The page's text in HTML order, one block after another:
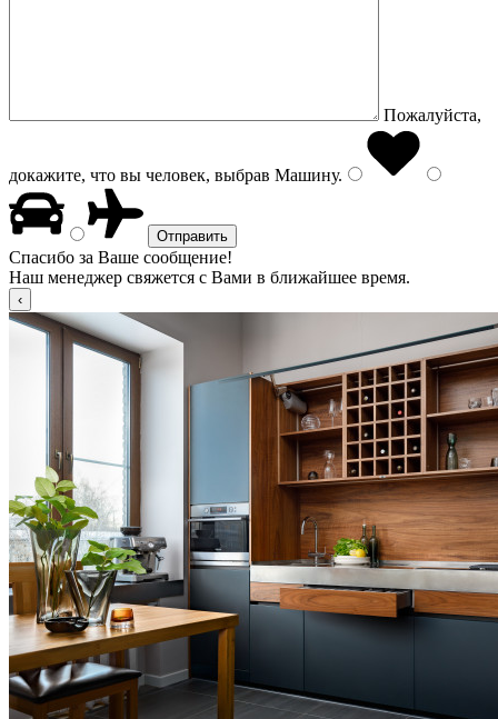
Пожалуйста,
докажите, что вы человек, выбрав Машину.
Спасибо за Ваше сообщение!
Наш менеджер свяжется с Вами в ближайшее время.